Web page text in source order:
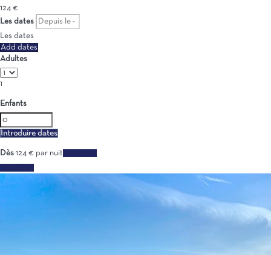
124 €
Les dates
Les dates
Add dates
Adultes
1
Enfants
Introduire dates
Dès 124 € par nuit